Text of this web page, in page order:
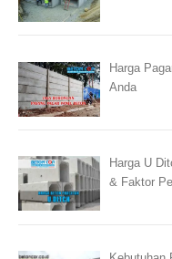
Harga
Anda
Harga U
& Faktor